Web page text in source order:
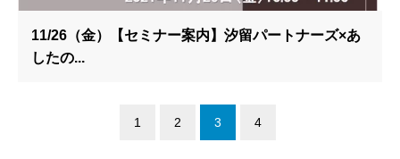
11/26（金）【セミナー案内】汐留パートナーズ×あ
したの...
1 2 3 4